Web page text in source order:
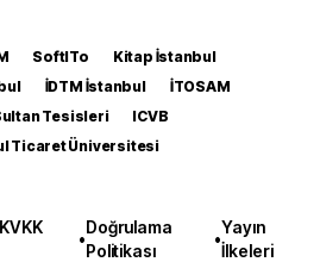
SoftITo
Kitap İstanbul
İDTM İstanbul
İTOSAM
Tesisleri
ICVB
Ticaret Üniversitesi
•
Doğrulama
Politikası
•
Yayın
İlkeleri